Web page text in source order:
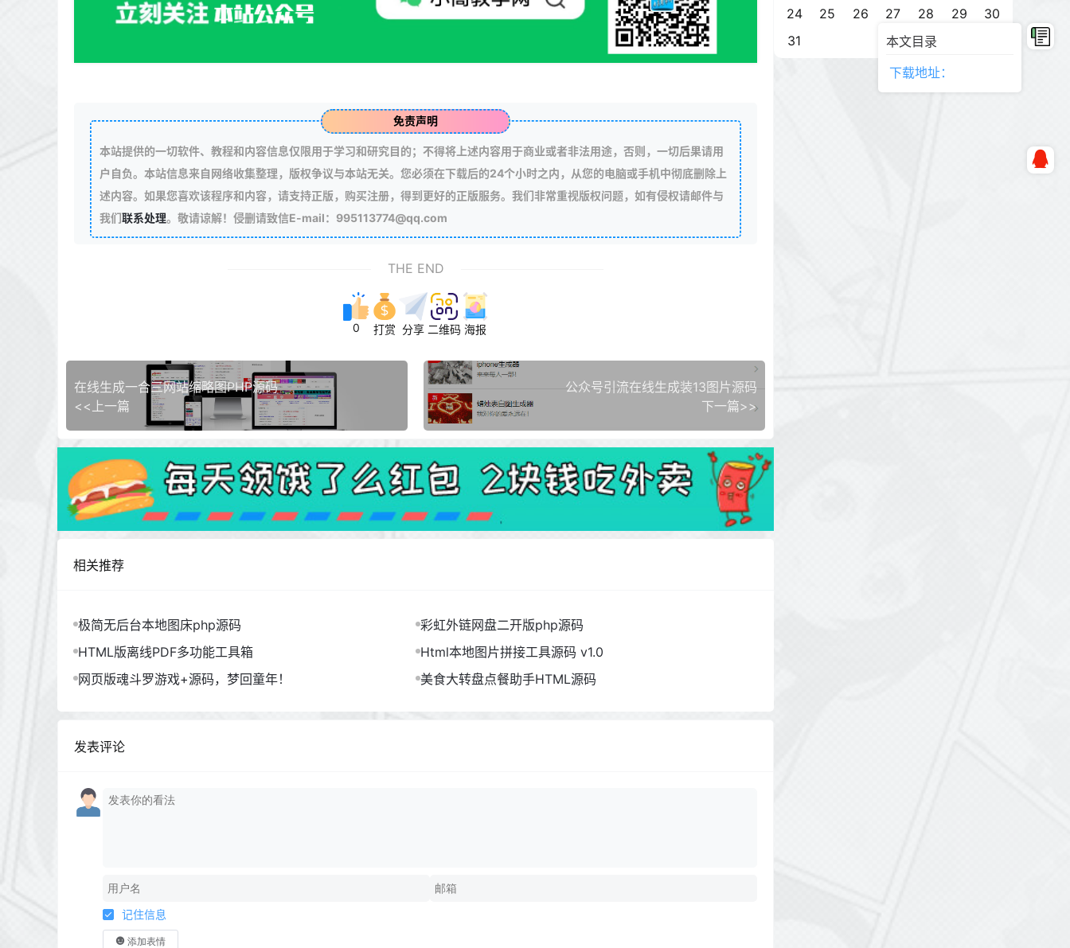
本文目录
下载地址：
免责声明
本站提供的一切软件、教程和内容信息仅限用于学习和研究目的；不得将上述内容用于商业或者非法用途，否则，一切后果请用
户自负。本站信息来自网络收集整理，版权争议与本站无关。您必须在下载后的24个小时之内，从您的电脑或手机中彻底删除上
述内容。如果您喜欢该程序和内容，请支持正版，购买注册，得到更好的正版服务。我们非常重视版权问题，如有侵权请邮件与
我们联系处理。敬请谅解！侵删请致信E-mail：995113774@qq.com
THE END
0 打赏 分享 二维码 海报
在线生成一合三网站缩略图PHP源码
<<上一篇
公众号引流在线生成装13图片源码
下一篇>>
相关推荐
极简无后台本地图床php源码
彩虹外链网盘二开版php源码
HTML版离线PDF多功能工具箱
Html本地图片拼接工具源码 v1.0
网页版魂斗罗游戏+源码，梦回童年！
美食大转盘点餐助手HTML源码
发表评论
记住信息
添加表情
24
25 26 27 28 29
30
31